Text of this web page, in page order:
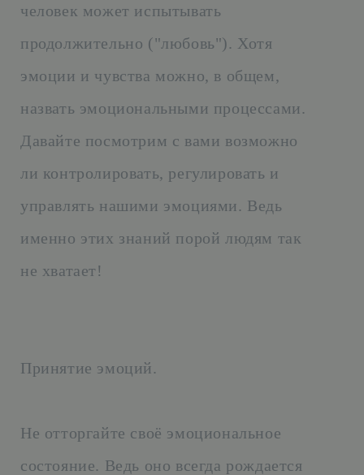
человек может испытывать
продолжительно ("любовь"). Хотя
эмоции и чувства можно, в общем,
назвать эмоциональными процессами.
Давайте посмотрим с вами возможно
ли контролировать, регулировать и
управлять нашими эмоциями. Ведь
именно этих знаний порой людям так
не хватает!
Принятие эмоций.
Не отторгайте своё эмоциональное
состояние. Ведь оно всегда рождается